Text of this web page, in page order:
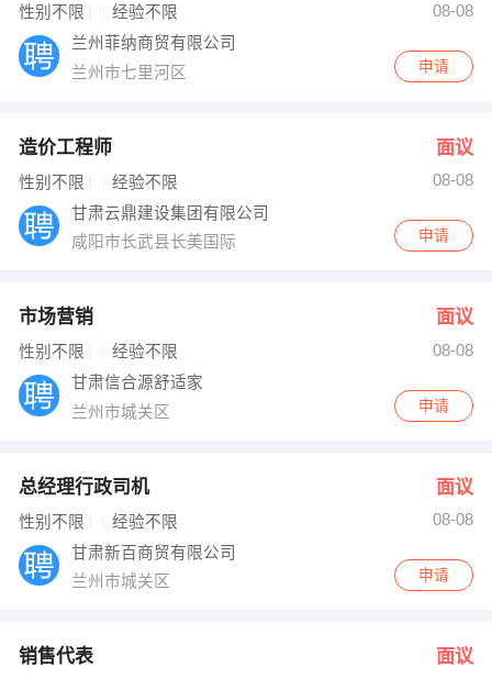
性别不限 经验不限
08-08
兰州菲纳商贸有限公司
兰州市七里河区
申请
造价工程师 面议
性别不限 经验不限
08-08
甘肃云鼎建设集团有限公司
咸阳市长武县长美国际
申请
市场营销 面议
性别不限 经验不限
08-08
甘肃信合源舒适家
兰州市城关区
申请
总经理行政司机 面议
性别不限 经验不限
08-08
甘肃新百商贸有限公司
兰州市城关区
申请
销售代表 面议